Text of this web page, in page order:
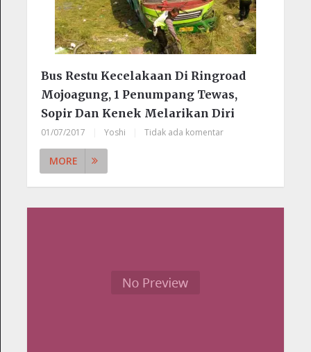
Bus Restu Kecelakaan Di Ringroad
Mojoagung, 1 Penumpang Tewas,
Sopir Dan Kenek Melarikan Diri
01/07/2017 Yoshi Tidak ada komentar
MORE